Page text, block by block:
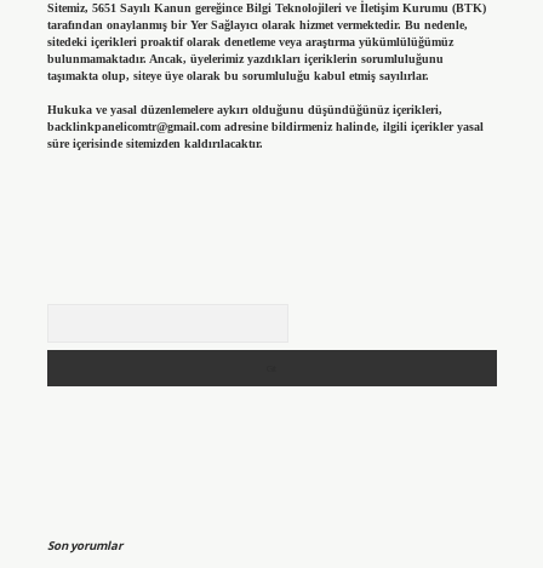
Sitemiz, 5651 Sayılı Kanun gereğince Bilgi Teknolojileri ve İletişim Kurumu (BTK)
tarafından onaylanmış bir Yer Sağlayıcı olarak hizmet vermektedir. Bu nedenle,
sitedeki içerikleri proaktif olarak denetleme veya araştırma yükümlülüğümüz
bulunmamaktadır. Ancak, üyelerimiz yazdıkları içeriklerin sorumluluğunu
taşımakta olup, siteye üye olarak bu sorumluluğu kabul etmiş sayılırlar.
Hukuka ve yasal düzenlemelere aykırı olduğunu düşündüğünüz içerikleri,
backlinkpanelicomtr@gmail.comadresine bildirmeniz halinde, ilgili içerikler yasal
süre içerisinde sitemizden kaldırılacaktır.
Son yorumlar